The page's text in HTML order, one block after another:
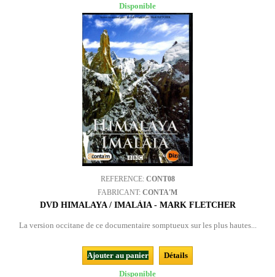
Disponible
REFERENCE: CONT08
FABRICANT: CONTA'M
DVD HIMALAYA / IMALÀIA - MARK FLETCHER
La version occitane de ce documentaire somptueux sur les plus hautes...
Ajouter au panier
Détails
Disponible